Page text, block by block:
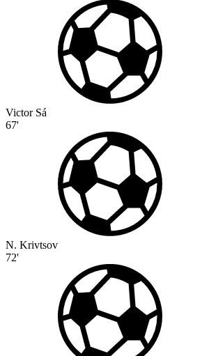
Victor Sá
67'
N. Krivtsov
72'